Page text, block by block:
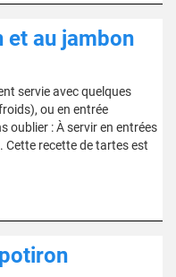
et au jambon
servie avec quelques
ou en entrée
oublier : À servir en entrées
Cette recette de tartes est